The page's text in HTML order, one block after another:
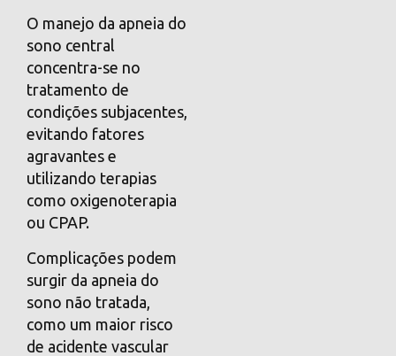
O manejo da apneia do
sono central
concentra-se no
tratamento de
condições subjacentes,
evitando fatores
agravantes e
utilizando terapias
como oxigenoterapia
ou CPAP.
Complicações podem
surgir da apneia do
sono não tratada,
como um maior risco
de acidente vascular